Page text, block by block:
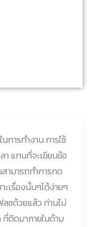
การทำงาน การใช้
า แทนที่จะเขียนข้อ
ามารถทำการกด
เรื่องนั้นๆได้ง่ายๆ
ชด้วยแล้ว ท่านไม่
ติดมาภายในด้าม